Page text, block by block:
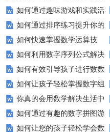
后顺序？
如何通过趣味游戏和实践活
动让孩子轻松掌握数字顺序？
如何通过排序练习提升你的
逻辑思维能力？
如何快速掌握数学运算技
巧？四则运算实战指南
如何利用数字序列公式解决
复杂数学问题？
如何有效引导孩子进行数数
练习？家长必看的五大技巧
如何让孩子轻松掌握数字组
成的奥秘？
你真的会用数学解决生活中
的难题吗？
如何通过有趣的数字拼图游
戏提升孩子的数学能力？
如何让您的孩子轻松学会数